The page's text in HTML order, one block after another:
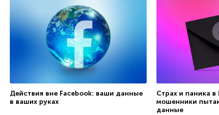
Действия вне Facebook: ваши данные
в ваших руках
Страх и паника в
мошенники
данные